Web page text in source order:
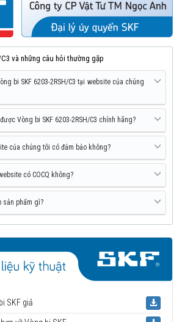
và những câu hỏi thường gặp
bi SKF 6203-2RSH/C3 tại website của chúng
Vòng bi SKF 6203-2RSH/C3 chính hãng?
của chúng tôi có đảm bảo không?
có COCQ không?
sản phẩm gì?
SKF giả